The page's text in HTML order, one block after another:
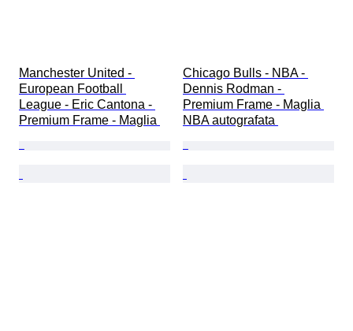
Manchester United -
European Football
League - Eric Cantona -
Premium Frame - Maglia
Chicago Bulls - NBA -
Dennis Rodman -
Premium Frame - Maglia
NBA autografata